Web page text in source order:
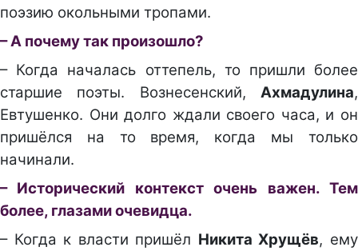
поэзию окольными тропами.
– А почему так произошло?
– Когда началась оттепель, то пришли более
старшие поэты. Вознесенский, Ахмадулина,
Евтушенко. Они долго ждали своего часа, и он
пришёлся на то время, когда мы только
начинали.
– Исторический контекст очень важен. Тем
более, глазами очевидца.
– Когда к власти пришёл Никита Хрущёв, ему